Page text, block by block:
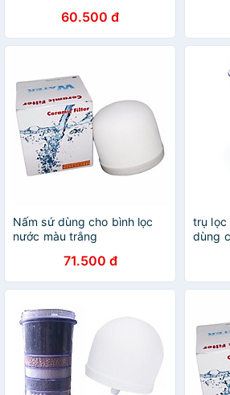
60.500 đ
Nấm sứ dùng cho bình lọc
nước màu trắng
71.500 đ
trụ lọc
dùng